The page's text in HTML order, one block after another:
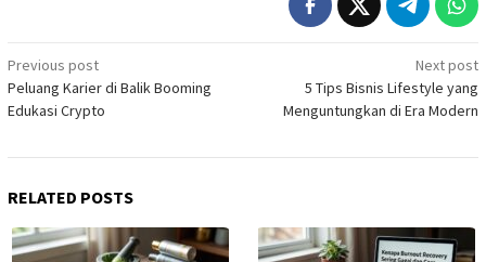
Post
navigation
Previous post
Peluang Karier di Balik Booming
Edukasi Crypto
Next post
5 Tips Bisnis Lifestyle yang
Menguntungkan di Era Modern
RELATED POSTS